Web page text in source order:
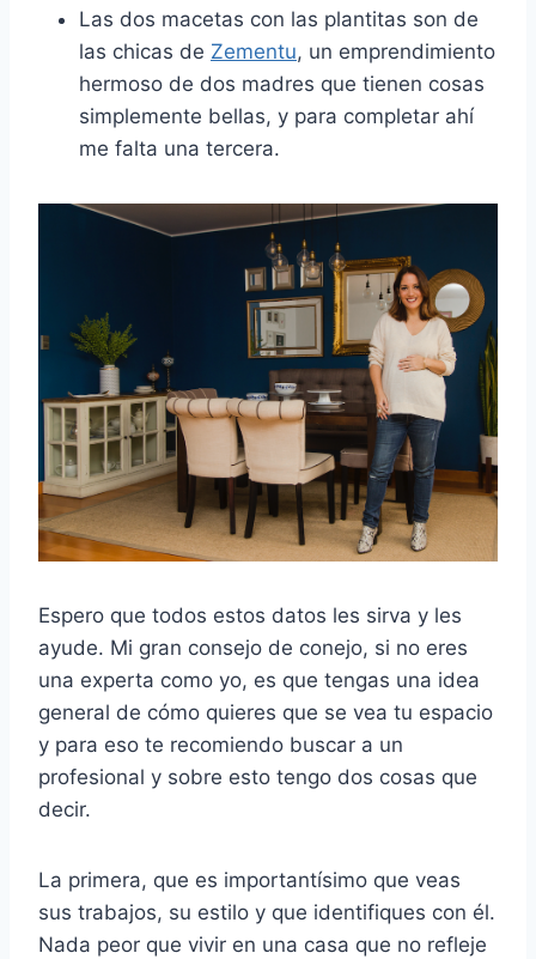
Las dos macetas con las plantitas son de
las chicas de Zementu, un emprendimiento
hermoso de dos madres que tienen cosas
simplemente bellas, y para completar ahí
me falta una tercera.
Espero que todos estos datos les sirva y les
ayude. Mi gran consejo de conejo, si no eres
una experta como yo, es que tengas una idea
general de cómo quieres que se vea tu espacio
y para eso te recomiendo buscar a un
profesional y sobre esto tengo dos cosas que
decir.
La primera, que es importantísimo que veas
sus trabajos, su estilo y que identifiques con él.
Nada peor que vivir en una casa que no refleje